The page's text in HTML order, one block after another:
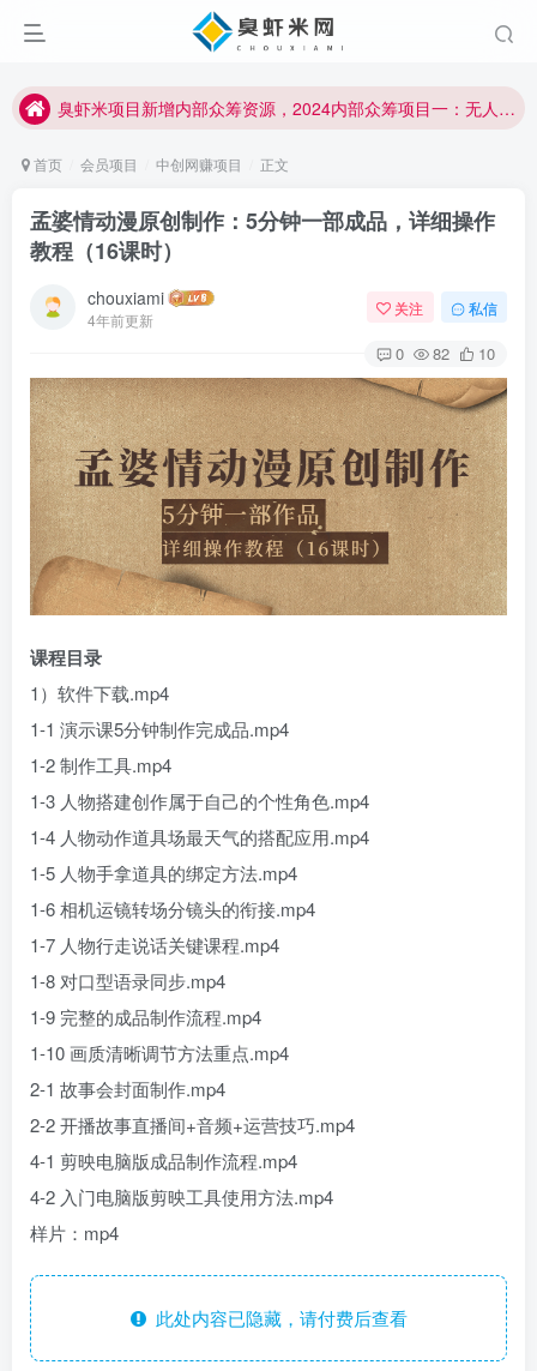
臭虾米项目新增内部众筹资源，2024内部众筹项目一：无人直播，价值1980元
臭虾米项目新增内部众筹资源，2024内部众筹项目一：无人直播，价值1980元
首页 会员项目 中创网赚项目 正文
孟婆情动漫原创制作：5分钟一部成品，详细操作
教程（16课时）
chouxiami
4年前更新
关注 私信
0 82 10
课程目录
1）软件下载.mp4
1-1 演示课5分钟制作完成品.mp4
1-2 制作工具.mp4
1-3 人物搭建创作属于自己的个性角色.mp4
1-4 人物动作道具场最天气的搭配应用.mp4
1-5 人物手拿道具的绑定方法.mp4
1-6 相机运镜转场分镜头的衔接.mp4
1-7 人物行走说话关键课程.mp4
1-8 对口型语录同步.mp4
1-9 完整的成品制作流程.mp4
1-10 画质清晰调节方法重点.mp4
2-1 故事会封面制作.mp4
2-2 开播故事直播间+音频+运营技巧.mp4
4-1 剪映电脑版成品制作流程.mp4
4-2 入门电脑版剪映工具使用方法.mp4
样片：mp4
此处内容已隐藏，请付费后查看